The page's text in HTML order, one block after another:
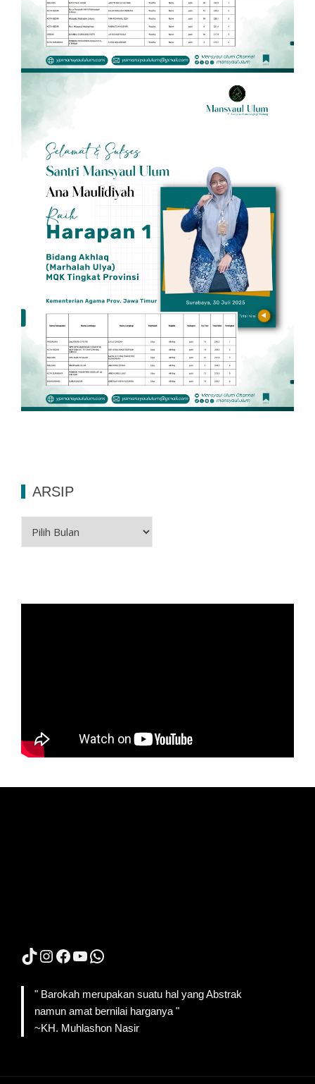
ARSIP
TikTok
Instagram
Facebook
YouTube
WhatsApp
" Barokah merupakan suatu hal yang Abstrak
namun amat bernilai harganya "
~KH. Muhlashon Nasir